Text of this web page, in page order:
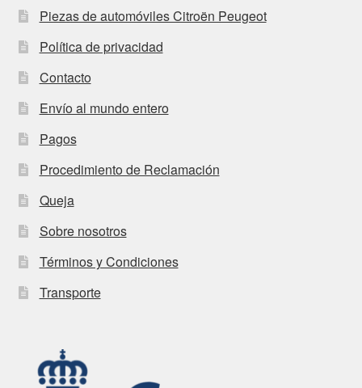
Piezas de automóviles Citroën Peugeot
Política de privacidad
Contacto
Envío al mundo entero
Pagos
Procedimiento de Reclamación
Queja
Sobre nosotros
Términos y Condiciones
Transporte